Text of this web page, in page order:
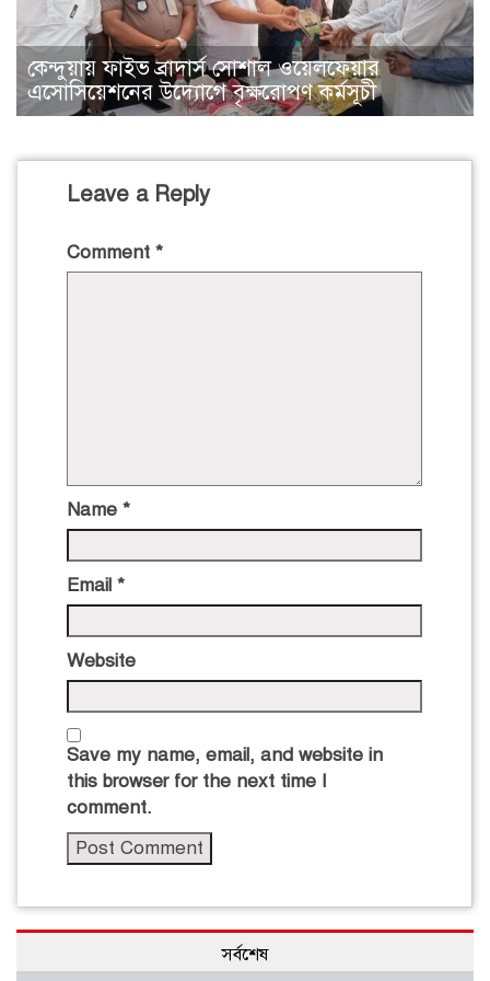
কেন্দুয়ায় ফাইভ ব্রাদার্স সোশাল ওয়েলফেয়ার
এসোসিয়েশনের উদ্যোগে বৃক্ষরোপণ কর্মসূচী
Leave a Reply
Comment *
Name *
Email *
Website
Save my name, email, and website in
this browser for the next time I
comment.
সর্বশেষ